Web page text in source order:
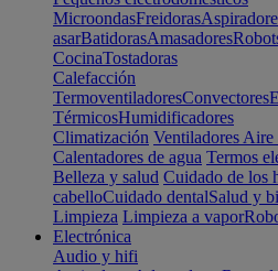
MicroondasFreidoras
asarBatidorasAmasadores
CocinaTostadoras
Calefacción
TermoventiladoresConvectores
TérmicosHumidificadores
Climatización Ventiladores Aire
Calentadores de agua Termos
Belleza y salud Cuidado de los
cabelloCuidado dentalSalud y
Limpieza Limpieza a vapor
Electrónica
Audio y hifi